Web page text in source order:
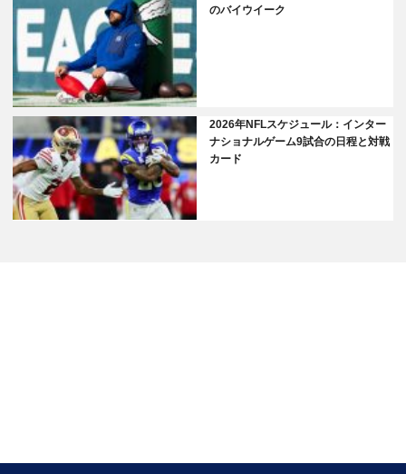
のバイウイーク
2026年NFLスケジュール：インター
ナショナルゲーム9試合の日程と対戦
カード